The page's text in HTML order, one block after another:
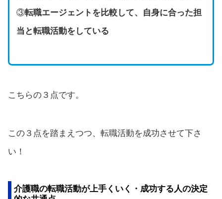
③転職エージェントを比較して、自身に合った担
当と転職活動をしている
こちらの３点です。
この３点を踏まえつつ、転職活動を成功させて下さ
い！
介護職の転職活動が上手くいく・成功する人の決定